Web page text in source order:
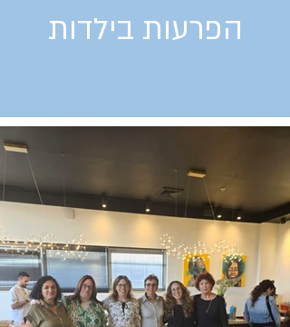
הפרעות בילדות